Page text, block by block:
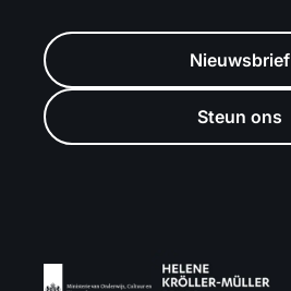
Nieuwsbrief
Steun ons